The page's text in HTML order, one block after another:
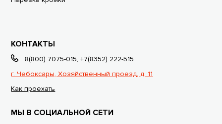
КОНТАКТЫ
8(800) 7075-015,+7(8352) 222-515
г. Чебоксары, Хозяйственный проезд, д. 11
Как проехать
МЫ В СОЦИАЛЬНОЙ СЕТИ